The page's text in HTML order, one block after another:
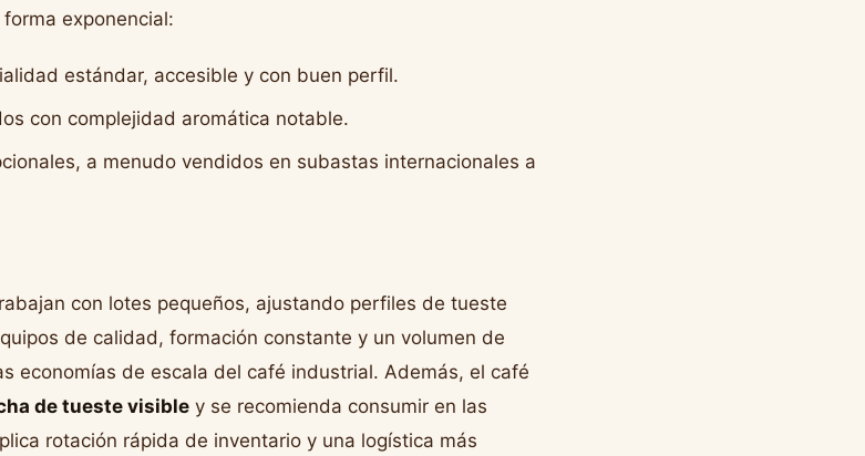
exponencial:
estándar, accesible y con buen perfil.
con complejidad aromática notable.
a menudo vendidos en subastas internacionales a
con lotes pequeños, ajustando perfiles de tueste
de calidad, formación constante y un volumen de
economías de escala del café industrial. Además, el café
de tueste visible y se recomienda consumir en las
rotación rápida de inventario y una logística más